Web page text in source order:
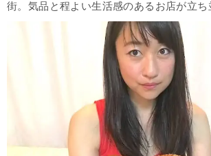
街。気品と程よい生活感のあるお店が立ち